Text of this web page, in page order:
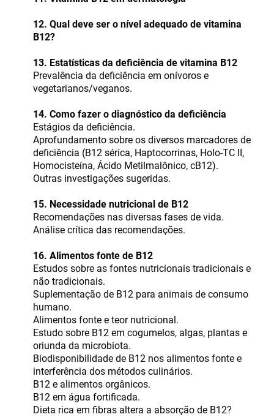
12. Qual deve ser o nível adequado de vitamina
B12?
13. Estatísticas da deficiência de vitamina B12
Prevalência da deficiência em onívoros e
vegetarianos/veganos.
14. Como fazer o diagnóstico da deficiência
Estágios da deficiência.
Aprofundamento sobre os diversos marcadores de
deficiência (B12 sérica, Haptocorrinas, Holo-TC II,
Homocisteína, Ácido Metilmalônico, cB12).
Outras investigações sugeridas.
15. Necessidade nutricional de B12
Recomendações nas diversas fases de vida.
Análise crítica das recomendações.
16. Alimentos fonte de B12
Estudos sobre as fontes nutricionais tradicionais e
não tradicionais.
Suplementação de B12 para animais de consumo
humano.
Alimentos fonte e teor nutricional.
Estudo sobre B12 em cogumelos, algas, plantas e
oriunda da microbiota.
Biodisponibilidade de B12 nos alimentos fonte e
interferência dos métodos culinários.
B12 e alimentos orgânicos.
B12 em água fortificada.
Dieta rica em fibras altera a absorção de B12?